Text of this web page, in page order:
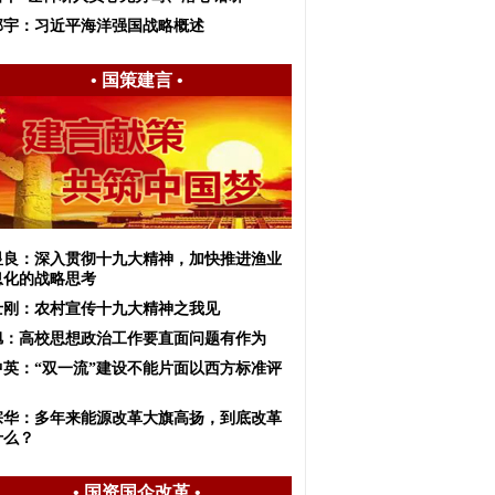
宇：习近平海洋强国战略概述
• 国策建言•
良：深入贯彻十九大精神，加快推进渔业
化的战略思考
刚：农村宣传十九大精神之我见
：高校思想政治工作要直面问题有作为
英：“双一流”建设不能片面以西方标准评
华：多年来能源改革大旗高扬，到底改革
？